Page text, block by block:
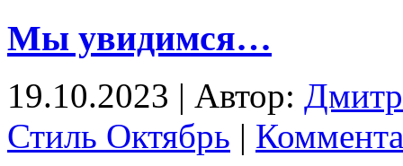
Мы увидимся…
19.10.2023 | Автор:
Стиль Октябрь |